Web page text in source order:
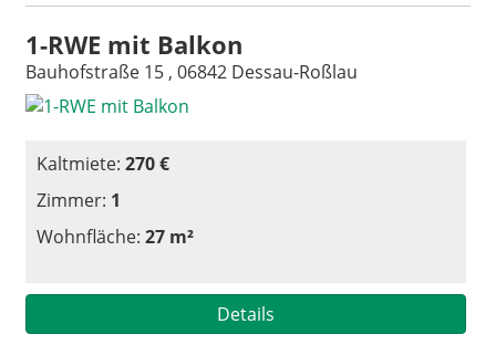
1-RWE mit Balkon
Bauhofstraße 15 , 06842 Dessau-Roßlau
Kaltmiete:270 €
Zimmer: 1
Wohnfläche:27 m²
Details